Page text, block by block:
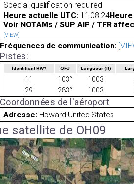
Special qualification required
Heure actuelle UTC: 11:08:24
Voir NOTAMs / SUP AIP / TFR
[VIEW]
Fréquences de communication:
Pistes:
Identifiant RWY QFU Longueur(ft)
11 103° 1003
29
283° 1003
Coordonnées de l'aéroport
Adresse: Howard United States
satellite de OH09